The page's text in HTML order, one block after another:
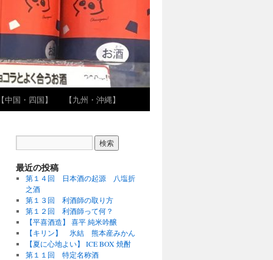
中国・四国】 【九州・沖縄】
最近の投稿
第１４回 日本酒の起源 八塩折
之酒
第１３回 利酒師の取り方
第１２回 利酒師って何？
【平喜酒造】 喜平 純米吟醸
【キリン】 氷結 熊本産みかん
【夏に心地よい】 ICE BOX 焼酎
第１１回 特定名称酒